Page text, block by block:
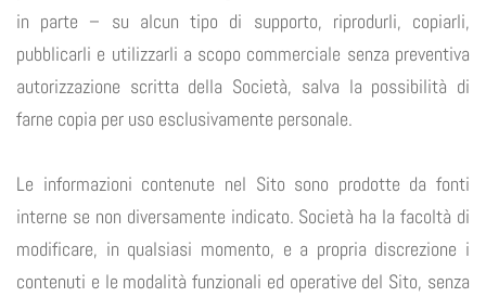
in parte – su alcun tipo di supporto, riprodurli, copiarli,
pubblicarli e utilizzarli a scopo commerciale senza preventiva
autorizzazione scritta della Società, salva la possibilità di
farne copia per uso esclusivamente personale.
Le informazioni contenute nel Sito sono prodotte da fonti
interne se non diversamente indicato. Società ha la facoltà di
modificare, in qualsiasi momento, e a propria discrezione i
contenuti e le modalità funzionali ed operative del Sito, senza